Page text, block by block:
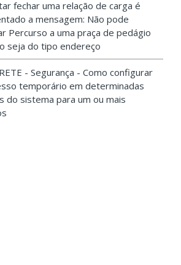
fechar uma relação de carga é
a mensagem: Não pode
Percurso a uma praça de pedágio
seja do tipo endereço
- Segurança - Como configurar
temporário em determinadas
do sistema para um ou mais